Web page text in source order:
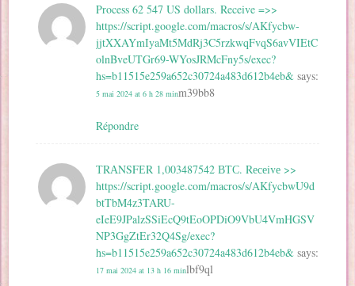
Process 62 547 US dollars. Receive =>>
https://script.google.com/macros/s/AKfycbw-
jjtXXAYmIyaMt5MdRj3C5rzkwqFvqS6avVIEtC
olnBveUTGr69-WYosJRMcFny5s/exec?
hs=b11515e259a652c30724a483d612b4eb& says:
5 mai 2024 at 6 h 28 minm39bb8
Répondre
ТRАNSFЕR 1,003487542 ВТС. Rесеivе >>
https://script.google.com/macros/s/AKfycbwU9d
btTbM4z3TARU-
eIeE9JPalzSSiEcQ9tEoOPDiO9VbU4VmHGSV
NP3GgZtEr32Q4Sg/exec?
hs=b11515e259a652c30724a483d612b4eb& says:
17 mai 2024 at 13 h 16 minlbf9ql